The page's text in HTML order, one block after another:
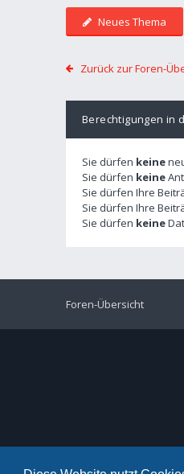
Neues Thema
Zurück zur Foren-
Berechtigungen in
Sie dürfen keine
Sie dürfen keine
Sie dürfen Ihre
Sie dürfen Ihre
Sie dürfen keine
Foren-Übersicht